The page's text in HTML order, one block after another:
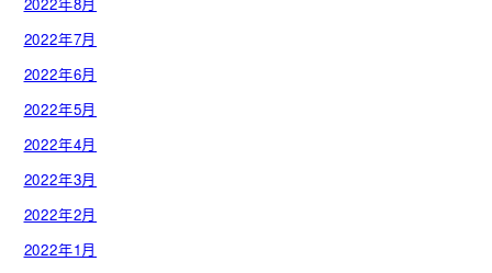
2022年7月
2022年6月
2022年5月
2022年4月
2022年3月
2022年2月
2022年1月